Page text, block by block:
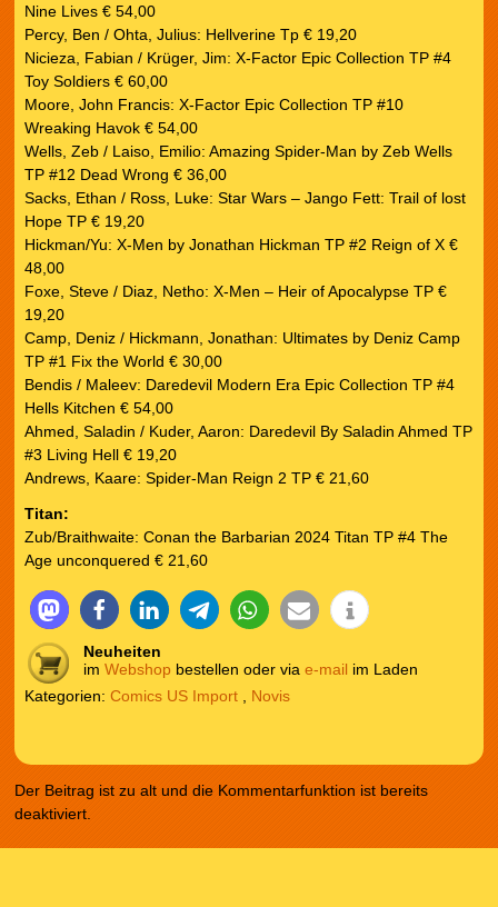
Nine Lives € 54,00
Percy, Ben / Ohta, Julius: Hellverine Tp € 19,20
Nicieza, Fabian / Krüger, Jim: X-Factor Epic Collection TP #4
Toy Soldiers € 60,00
Moore, John Francis: X-Factor Epic Collection TP #10
Wreaking Havok € 54,00
Wells, Zeb / Laiso, Emilio: Amazing Spider-Man by Zeb Wells
TP #12 Dead Wrong € 36,00
Sacks, Ethan / Ross, Luke: Star Wars – Jango Fett: Trail of lost
Hope TP € 19,20
Hickman/Yu: X-Men by Jonathan Hickman TP #2 Reign of X €
48,00
Foxe, Steve / Diaz, Netho: X-Men – Heir of Apocalypse TP €
19,20
Camp, Deniz / Hickmann, Jonathan: Ultimates by Deniz Camp
TP #1 Fix the World € 30,00
Bendis / Maleev: Daredevil Modern Era Epic Collection TP #4
Hells Kitchen € 54,00
Ahmed, Saladin / Kuder, Aaron: Daredevil By Saladin Ahmed TP
#3 Living Hell € 19,20
Andrews, Kaare: Spider-Man Reign 2 TP € 21,60
Titan:
Zub/Braithwaite: Conan the Barbarian 2024 Titan TP #4 The
Age unconquered € 21,60
Neuheiten
im Webshop bestellen oder via e-mail im Laden
Kategorien: Comics US Import, Novis
Der Beitrag ist zu alt und die Kommentarfunktion ist bereits
deaktiviert.